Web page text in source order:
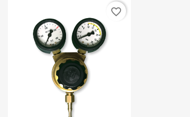
favorite_border